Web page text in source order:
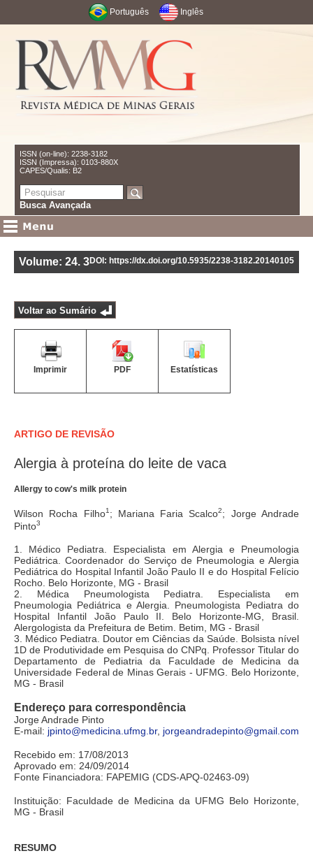
Português Inglês
ISSN (on-line): 2238-3182
ISSN (Impressa): 0103-880X
CAPES/Qualis: B2
Busca Avançada
Volume: 24. 3DOI: https://dx.doi.org/10.5935/2238-3182.20140105
Voltar ao Sumário
Imprimir PDF Estatísticas
ARTIGO DE REVISÃO
Alergia à proteína do leite de vaca
Allergy to cow's milk protein
Wilson Rocha Filho1 ; Mariana Faria Scalco2; Jorge Andrade
Pinto3
1. Médico Pediatra. Especialista em Alergia e Pneumologia
Pediátrica. Coordenador do Serviço de Pneumologia e Alergia
Pediátrica do Hospital Infantil João Paulo II e do Hospital Felício
Rocho. Belo Horizonte, MG - Brasil
2. Médica Pneumologista Pediatra. Especialista em
Pneumologia Pediátrica e Alergia. Pneumologista Pediatra do
Hospital Infantil João Paulo II. Belo Horizonte-MG, Brasil.
Alergologista da Prefeitura de Betim. Betim, MG - Brasil
3. Médico Pediatra. Doutor em Ciências da Saúde. Bolsista nível
1D de Produtividade em Pesquisa do CNPq. Professor Titular do
Departamento de Pediatria da Faculdade de Medicina da
Universidade Federal de Minas Gerais - UFMG. Belo Horizonte,
MG - Brasil
Endereço para correspondência
Jorge Andrade Pinto
E-mail: jpinto@medicina.ufmg.br, jorgeandradepinto@gmail.com
Recebido em: 17/08/2013
Aprovado em: 24/09/2014
Fonte Financiadora: FAPEMIG (CDS-APQ-02463-09)
Instituição: Faculdade de Medicina da UFMG Belo Horizonte,
MG - Brasil
RESUMO